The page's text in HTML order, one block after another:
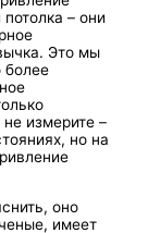
– они
Это мы
более
измерите –
но на
оно
имеет